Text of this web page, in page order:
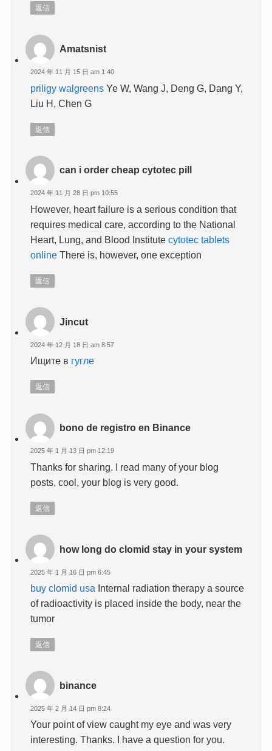
返信
Amatsnist
2024 年 11 月 15 日 am 1:40
priligy walgreens Ye W, Wang J, Deng G, Dang Y,
Liu H, Chen G
返信
can i order cheap cytotec pill
2024 年 11 月 28 日 pm 10:55
However, heart failure is a serious condition that
requires medical care, according to the National
Heart, Lung, and Blood Institutecytotec tablets
online There is, however, one exception
返信
Jincut
2024 年 12 月 18 日 am 8:57
Ищите в гугле
返信
bono de registro en Binance
2025 年 1 月 13 日 pm 12:19
Thanks for sharing. I read many of your blog
posts, cool, your blog is very good.
返信
how long do clomid stay in your system
2025 年 1 月 16 日 pm 6:45
buy clomid usa Internal radiation therapy a source
of radioactivity is placed inside the body, near the
tumor
返信
binance
2025 年 2 月 14 日 pm 8:24
Your point of view caught my eye and was very
interesting. Thanks. I have a question for you.